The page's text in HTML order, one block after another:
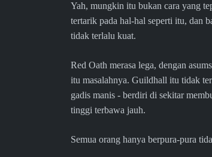
Yah, mungkin itu bukan cara yang
tertarik pada hal-hal seperti itu, dan
tidak terlalu kuat.
Red Oath merasa lega, dengan
itu masalahnya. Guildhall itu tidak
gadis manis - berdiri di sekitar
tinggi terbawa jauh.
Semua orang hanya berpura-pura